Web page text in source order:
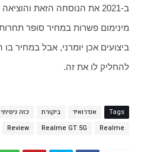
להחליק לו את זה.
Tags אנדרואיד ביקורת כזה ניסיתי
Realme
Realme GT 5G
Review